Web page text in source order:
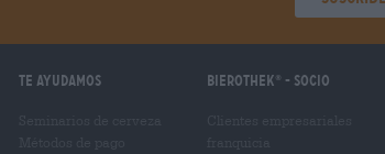
Te ayudamos Bierothek - Socio